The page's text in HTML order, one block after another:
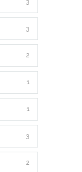
3
2
1
1
3
2